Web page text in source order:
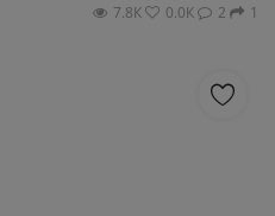
7.8К 0.0К 2 1